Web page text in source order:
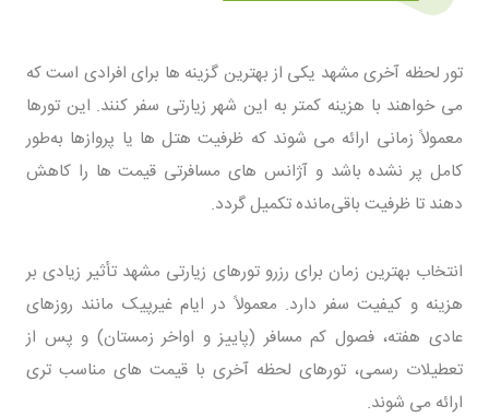
تور لحظه آخری مشهد یکی از بهترین گزینه‌ ها برای افرادی است که
می‌ خواهند با هزینه کمتر به این شهر زیارتی سفر کنند. این تورها
معمولاً زمانی ارائه می ‌شوند که ظرفیت هتل ‌ها یا پروازها به‌طور
کامل پر نشده باشد و آژانس‌ های مسافرتی قیمت ‌ها را کاهش
دهند تا ظرفیت باقی‌مانده تکمیل گردد.
انتخاب بهترین زمان برای رزرو تورهای زیارتی مشهد تأثیر زیادی بر
هزینه و کیفیت سفر دارد. معمولاً در ایام غیرپیک مانند روزهای
عادی هفته، فصول کم‌ مسافر (پاییز و اواخر زمستان) و پس از
تعطیلات رسمی، تورهای لحظه آخری با قیمت‌ های مناسب ‌تری
ارائه می ‌شوند.